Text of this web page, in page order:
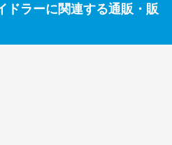
ドラーに関連する通販・販